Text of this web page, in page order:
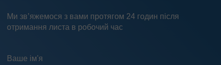
Ми зв’яжемося з вами протягом 24 годин після
отримання листа в робочий час